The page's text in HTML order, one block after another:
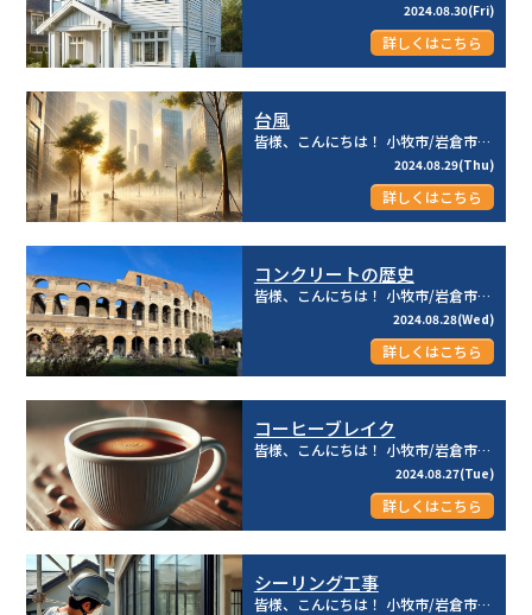
2024.08.30(Fri)
詳しくはこちら
台風
皆様、こんにちは！ 小牧市/岩倉市を中心とした地域密着型☆彡 建物のメンテナンス専門店のリライフ株式...
2024.08.29(Thu)
詳しくはこちら
コンクリートの歴史
皆様、こんにちは！ 小牧市/岩倉市を中心とした地域密着型☆彡 建物のメンテナンス専門店のリライフ株式...
2024.08.28(Wed)
詳しくはこちら
コーヒーブレイク
皆様、こんにちは！ 小牧市/岩倉市を中心とした地域密着型☆彡 建物のメンテナンス専門店のリライフ株式...
2024.08.27(Tue)
詳しくはこちら
シーリング工事
皆様、こんにちは！ 小牧市/岩倉市を中心とした地域密着型☆彡 建物のメンテナンス専門店のリライフ株式...